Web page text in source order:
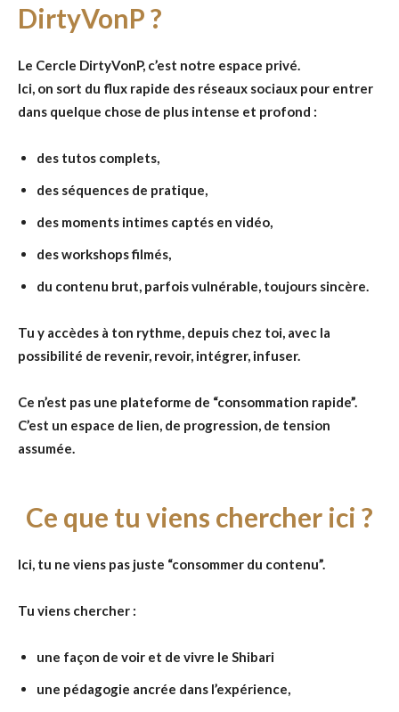
DirtyVonP ?
Le Cercle DirtyVonP, c’est notre espace privé.
Ici, on sort du flux rapide des réseaux sociaux pour entrer
dans quelque chose de plus intense et profond :
des tutos complets,
des séquences de pratique,
des moments intimes captés en vidéo,
des workshops filmés,
du contenu brut, parfois vulnérable, toujours sincère.
Tu y accèdes à ton rythme, depuis chez toi, avec la
possibilité de revenir, revoir, intégrer, infuser.
Ce n’est pas une plateforme de “consommation rapide”.
C’est un espace de lien, de progression, de tension
assumée.
Ce que tu viens chercher ici ?
Ici, tu ne viens pas juste “consommer du contenu”.
Tu viens chercher :
une façon de voir et de vivre le Shibari
une pédagogie ancrée dans l’expérience,